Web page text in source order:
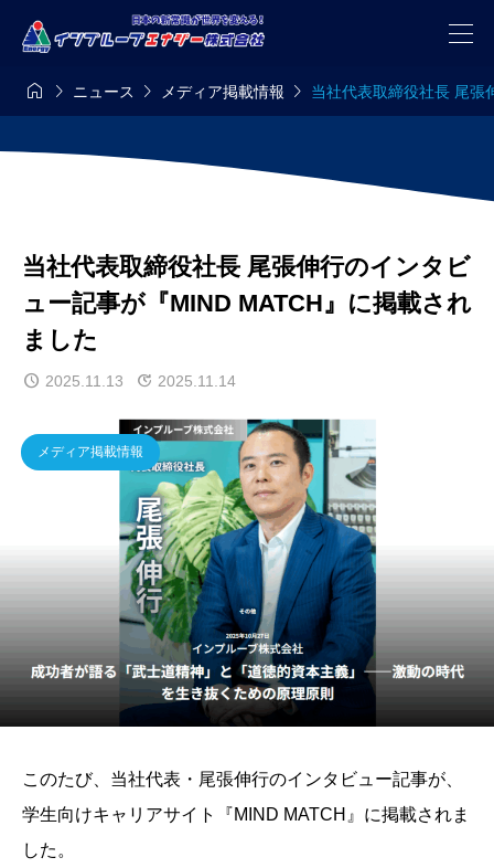
  ニュース  メディア掲載情報  当社代表取締役社長 尾張
当社代表取締役社長 尾張伸行のインタビ
ュー記事が『MIND MATCH』に掲載され
ました
2025.11.13 2025.11.14
メディア掲載情報
このたび、当社代表・尾張伸行のインタビュー記事が、
学生向けキャリアサイト『MIND MATCH』に掲載されま
した。